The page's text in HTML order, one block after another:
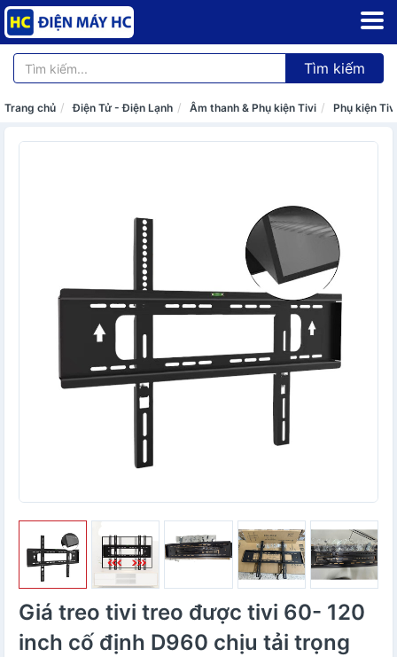
Tìm kiếm
Trang chủ Điện Tử - Điện Lạnh Âm thanh & Phụ kiện Tivi Phụ kiện Tivi
Giá treo tivi treo được tivi 60- 120
inch cố định D960 chịu tải trọng